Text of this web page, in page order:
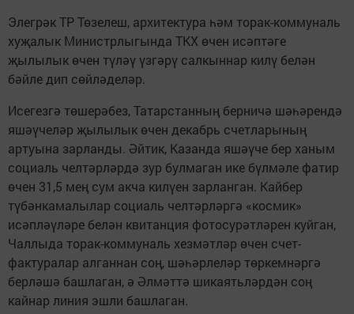
Элегрәк ТР Төзелеш, архитектура һәм торак-коммуналь
хуҗалык Министрлыгында ТКХ өчен исәптәге
җылылык өчен түләү үзгәрү салкыннар килү белән
бәйле дип сөйләделәр.
Исегезгә төшерәбез, Татарстанның берничә шәһәрендә
яшәүчеләр җылылык өчен декабрь счетларының
артуына зарланды. Әйтик, Казанда яшәүче бер ханым
социаль челтәрләрдә зур булмаган ике бүлмәле фатир
өчен 31,5 мең сум акча килүен зарланган. Кайбер
түбәнкамалылар социаль челтәрләргә «космик»
исәпләүләре белән квитанция фотосурәтләрен куйган,
Чаллыда торак-коммуналь хезмәтләр өчен счет-
фактуралар алганнан соң, шәһәрлеләр төркемнәргә
берләшә башлаган, ә Әлмәттә шикаятьләрдән соң
кайнар линия эшли башлаган.